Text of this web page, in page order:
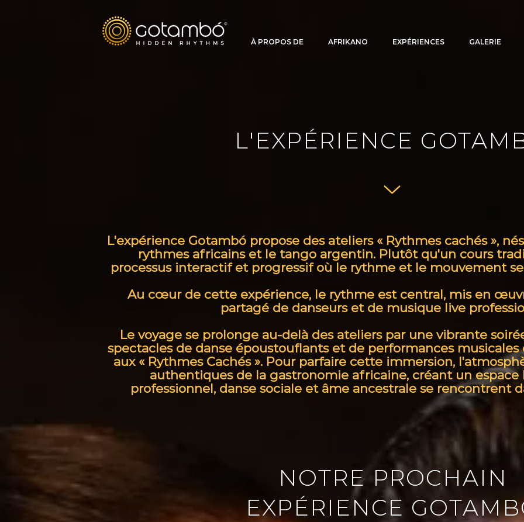
À PROPOS DE AFRIKANO EXPÉRIENCES GALERIE
L'EXPÉRIENCE
L'expérience Gotambó propose des ateliers « Rythmes cachés »,
rythmes africains et le tango argentin. Plutôt qu'un cours
processus interactif et progressif où le rythme et le mouvement
Au cœur de cette expérience, le rythme est central, mis en
partagé de danseurs et de musique live
Le voyage se prolonge au-delà des ateliers par une vibrante
spectacles de danse époustouflants et de performances
aux « Rythmes Cachés ». Pour parfaire cette immersion,
authentiques de la gastronomie africaine, créant un
professionnel, danse sociale et âme ancestrale se rencontrent
NOTRE PROCHAIN
EXPÉRIENCE